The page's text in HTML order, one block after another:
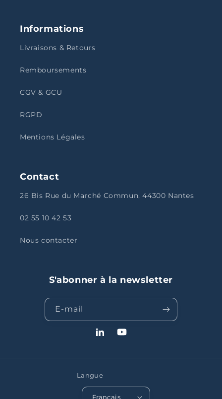
Informations
Livraisons & Retours
Remboursements
CGV & GCU
RGPD
Mentions Légales
Contact
26 Bis Rue du Marché Commun, 44300 Nantes
02 55 10 42 53
Nous contacter
S'abonner à la newsletter
E-mail
LinkedInYouTube
Langue
Français